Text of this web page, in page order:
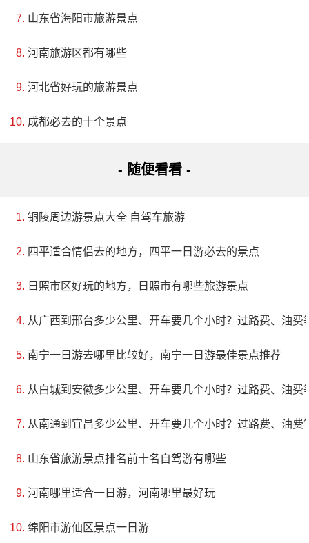
元重建。重建后的蕃厘观门仍朝南。观前的石牌坊系明
代所建，石质呈糙米色，有左右两根石柱，上圆下方，
盆景园等。游客可以在这里进行园艺体验和休闲娱乐。
花都汇以前是小茅山垃圾填埋场，建于20年前，用来处
变成老城区和瘦西湖景区的连接节点。堆积多年的垃圾
逐渐渗透入土，瘦西湖隧道施工的废弃土方形成了泥浆
危险，流质…
山东省海阳市旅游景点
河南旅游区都有哪些
河北省好玩的旅游景点
成都必去的十个景点
- 随便看看 -
铜陵周边游景点大全 自驾车旅游
四平适合情侣去的地方，四平一日游必去的景点
日照市区好玩的地方，日照市有哪些旅游景点
从广西到邢台多少公里、开车要几个小时？过路费、油费
南宁一日游去哪里比较好，南宁一日游最佳景点推荐
从白城到安徽多少公里、开车要几个小时？过路费、油费
从南通到宜昌多少公里、开车要几个小时？过路费、油费
山东省旅游景点排名前十名自驾游有哪些
河南哪里适合一日游，河南哪里最好玩
绵阳市游仙区景点一日游